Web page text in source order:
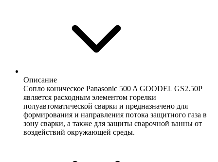
Описание
Сопло коническое Panasonic 500 A GOODEL GS2.50P
является расходным элементом горелки
полуавтоматической сварки и предназначено для
формирования и направления потока защитного газа в
зону сварки, а также для защиты сварочной ванны от
воздействий окружающей среды.